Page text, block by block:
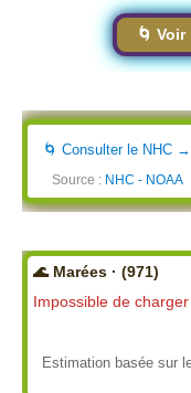
🌀
🌀 Consulter le NHC →
Source : NHC - NOAA
🌊 Marées · (971)
Impossible de
Estimation basée sur